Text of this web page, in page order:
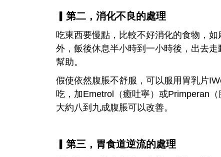
▎第二，消化不良的處理
吃東西要慢點，比較不好消化的食物，
外，飯後休息半小時到一小時後，出去
幫助。
假使依然腹脹不舒服，可以服用胃乳片
吃，加Emetrol（癒吐寧）或Primperan
大約八到九成腹脹可以改善。
▎第三，胃食道逆流的處理